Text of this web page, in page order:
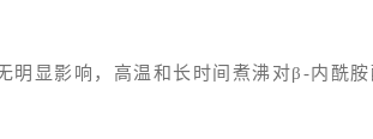
明显影响，高温和长时间煮沸对β-内酰胺